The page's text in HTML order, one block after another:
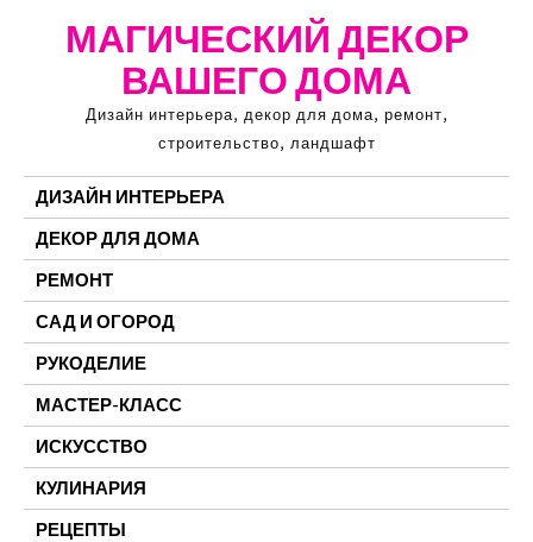
МАГИЧЕСКИЙ ДЕКОР
ВАШЕГО ДОМА
Дизайн интерьера, декор для дома, ремонт,
строительство, ландшафт
ДИЗАЙН ИНТЕРЬЕРА
ДЕКОР ДЛЯ ДОМА
РЕМОНТ
САД И ОГОРОД
РУКОДЕЛИЕ
МАСТЕР-КЛАСС
ИСКУССТВО
КУЛИНАРИЯ
РЕЦЕПТЫ